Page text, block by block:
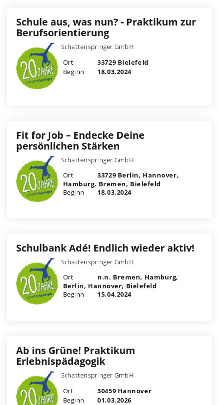
Schule aus, was nun? - Praktikum zur
Berufsorientierung
Schattenspringer GmbH
Ort
33729 Bielefeld
Beginn
18.03.2024
Fit for Job – Endecke Deine
persönlichen Stärken
Schattenspringer GmbH
Ort
33729 Berlin, Hannover,
Hamburg, Bremen, Bielefeld
Beginn
18.03.2024
Schulbank Adé! Endlich wieder aktiv!
Schattenspringer GmbH
Ort
n.n. Bremen, Hamburg,
Berlin, Hannover, Bielefeld
Beginn
15.04.2024
Ab ins Grüne! Praktikum
Erlebnispädagogik
Schattenspringer GmbH
Ort
30459 Hannover
Beginn
01.03.2026